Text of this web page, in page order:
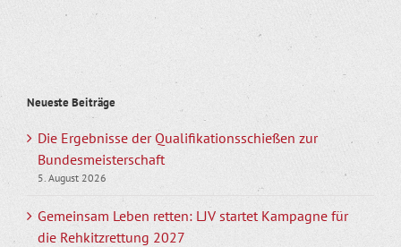
Neueste Beiträge
Die Ergebnisse der Qualifikationsschießen zur
Bundesmeisterschaft
5. August 2026
Gemeinsam Leben retten: LJV startet Kampagne für
die Rehkitzrettung 2027